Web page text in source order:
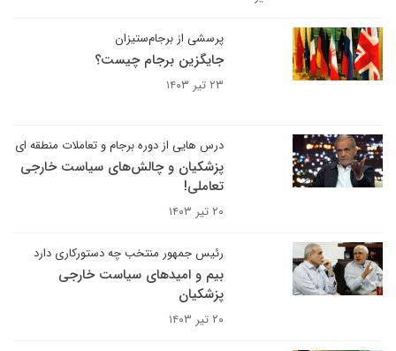
پرسشی از برجام‌ستیزان
جایگزین برجام چیست؟
۲۳ تیر ۱۴۰۳
درس هایی از دوره برجام و تعاملات منطقه ای
پزشکیان و چالش‌های سیاست خارجی
تعاملی!
۲۰ تیر ۱۴۰۳
رئیس جمهور منتخب چه دستورکاری دارد
بیم و امیدهای سیاست خارجی
پزشکیان
۲۰ تیر ۱۴۰۳